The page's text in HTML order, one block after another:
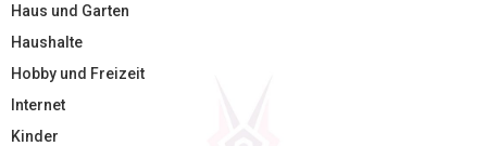
Haus und Garten
Haushalte
Hobby und Freizeit
Internet
Kinder